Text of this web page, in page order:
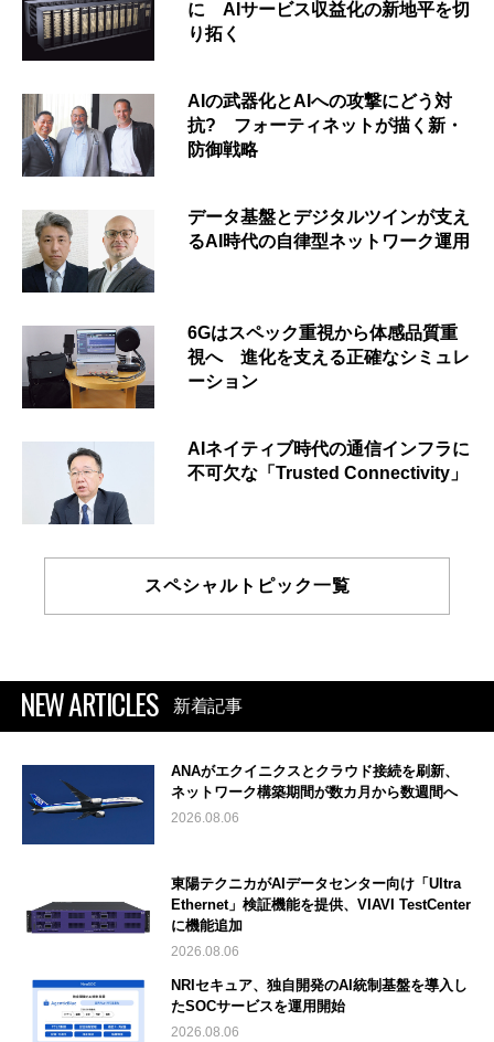
に AIサービス収益化の新地平を切
り拓く
AIの武器化とAIへの攻撃にどう対
抗? フォーティネットが描く新・
防御戦略
データ基盤とデジタルツインが支え
るAI時代の自律型ネットワーク運用
6Gはスペック重視から体感品質重
視へ 進化を支える正確なシミュレ
ーション
AIネイティブ時代の通信インフラに
不可欠な「Trusted Connectivity」
スペシャルトピック一覧
NEW ARTICLES 新着記事
ANAがエクイニクスとクラウド接続を刷新、
ネットワーク構築期間が数カ月から数週間へ
2026.08.06
東陽テクニカがAIデータセンター向け「Ultra
Ethernet」検証機能を提供、VIAVI TestCenter
に機能追加
2026.08.06
NRIセキュア、独自開発のAI統制基盤を導入し
たSOCサービスを運用開始
2026.08.06